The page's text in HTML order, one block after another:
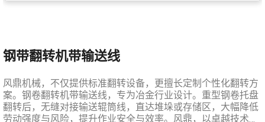
钢带翻转机带输送线
风鼎机械，不仅提供标准翻转设备，更擅长定制个性化翻转方
案。钢卷翻转机带输送线，专为冶金行业设计。重型钢卷托盘
翻转后，无缝对接输送辊筒线，直达堆垛或存储区，大幅降低
劳动强度与风险，提升作业安全与效率。风鼎，以卓越技术，